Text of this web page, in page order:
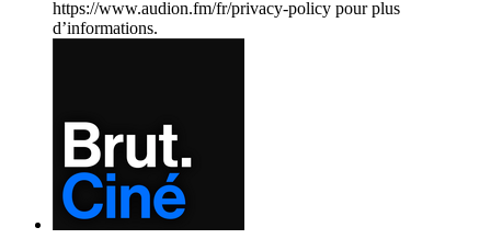
https://www.audion.fm/fr/privacy-policy pour plus
d’informations.